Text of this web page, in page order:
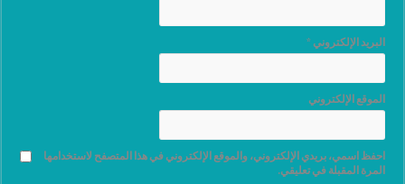
البريد الإلكتروني*
الموقع الإلكتروني
احفظ اسمي، بريدي الإلكتروني، والموقع الإلكتروني في هذا المتصفح لاستخدامها
المرة المقبلة في تعليقي.